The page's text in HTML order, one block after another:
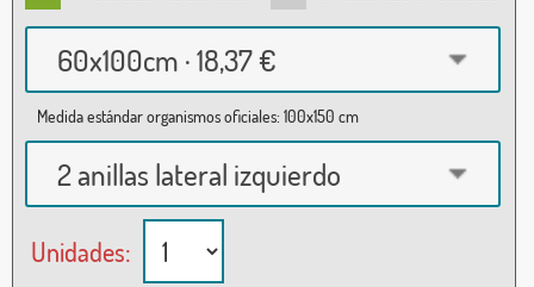
60x100cm · 18,37 €
Medida estándar organismos oficiales: 100x150 cm
2 anillas lateral izquierdo
Unidades: